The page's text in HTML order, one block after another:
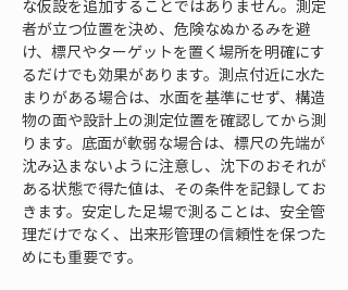
な仮設を追加することではありません。測定
者が立つ位置を決め、危険なぬかるみを避
け、標尺やターゲットを置く場所を明確にす
るだけでも効果があります。測点付近に水た
まりがある場合は、水面を基準にせず、構造
物の面や設計上の測定位置を確認してから測
ります。底面が軟弱な場合は、標尺の先端が
沈み込まないように注意し、沈下のおそれが
ある状態で得た値は、その条件を記録してお
きます。安定した足場で測ることは、安全管
理だけでなく、出来形管理の信頼性を保つた
めにも重要です。